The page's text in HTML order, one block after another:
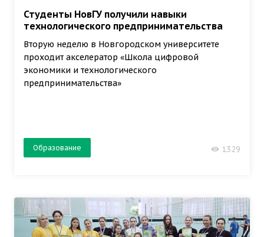
Студенты НовГУ получили навыки
технологического предпринимательства
Вторую неделю в Новгородском университете
проходит акселератор «Школа цифровой
экономики и технологического
предпринимательства»
Образование 1329